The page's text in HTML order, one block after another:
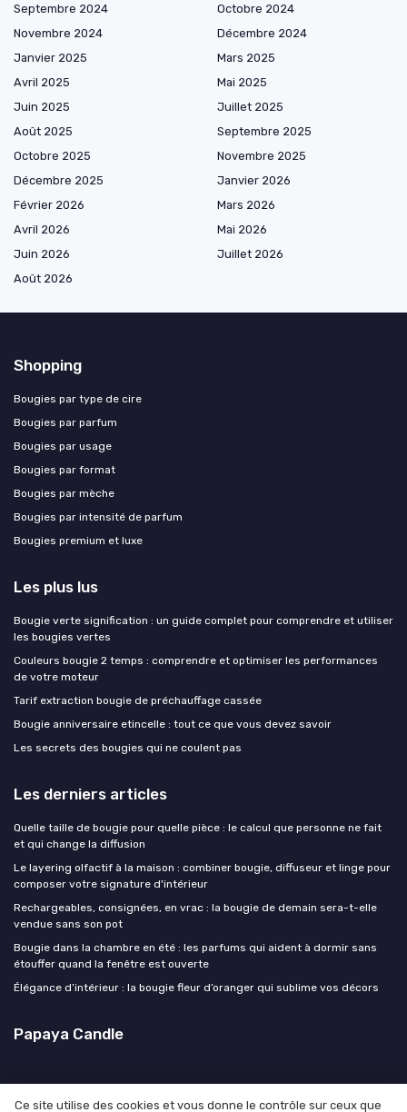
Septembre 2024
Octobre 2024
Novembre 2024
Décembre 2024
Janvier 2025
Mars 2025
Avril 2025
Mai 2025
Juin 2025
Juillet 2025
Août 2025
Septembre 2025
Octobre 2025
Novembre 2025
Décembre 2025
Janvier 2026
Février 2026
Mars 2026
Avril 2026
Mai 2026
Juin 2026
Juillet 2026
Août 2026
Shopping
Bougies par type de cire
Bougies par parfum
Bougies par usage
Bougies par format
Bougies par mèche
Bougies par intensité de parfum
Bougies premium et luxe
Les plus lus
Bougie verte signification : un guide complet pour comprendre et utiliser
les bougies vertes
Couleurs bougie 2 temps : comprendre et optimiser les performances
de votre moteur
Tarif extraction bougie de préchauffage cassée
Bougie anniversaire etincelle : tout ce que vous devez savoir
Les secrets des bougies qui ne coulent pas
Les derniers articles
Quelle taille de bougie pour quelle pièce : le calcul que personne ne fait
et qui change la diffusion
Le layering olfactif à la maison : combiner bougie, diffuseur et linge pour
composer votre signature d'intérieur
Rechargeables, consignées, en vrac : la bougie de demain sera-t-elle
vendue sans son pot
Bougie dans la chambre en été : les parfums qui aident à dormir sans
étouffer quand la fenêtre est ouverte
Élégance d’intérieur : la bougie fleur d’oranger qui sublime vos décors
Papaya Candle
Ce site utilise des cookies et vous donne le contrôle sur ceux que